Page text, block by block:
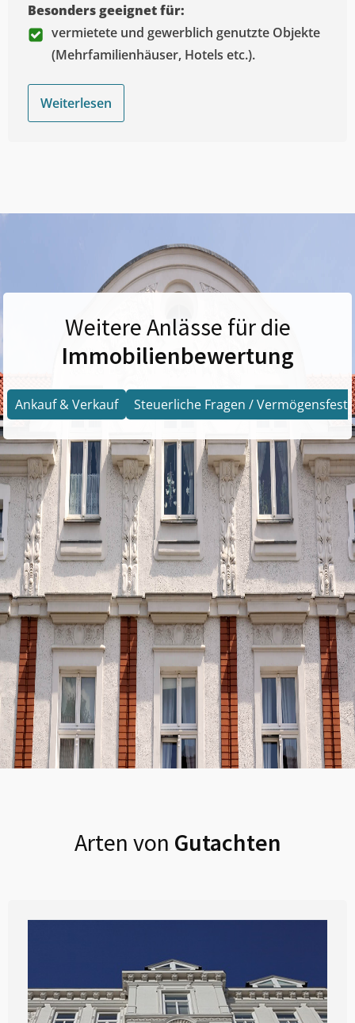
Besonders geeignet für:
vermietete und gewerblich genutzte Objekte
(Mehrfamilienhäuser, Hotels etc.).
Weiterlesen
Weitere Anlässe für die
Immobilienbewertung
Ankauf & Verkauf Steuerliche Fragen /
Arten von Gutachten